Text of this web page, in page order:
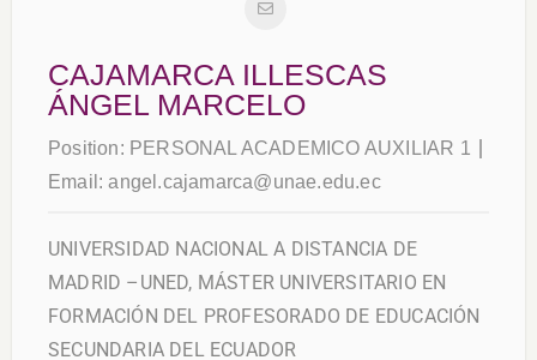
CAJAMARCA ILLESCAS
ÁNGEL MARCELO
Position: PERSONAL ACADEMICO AUXILIAR 1
Email:angel.cajamarca@unae.edu.ec
UNIVERSIDAD NACIONAL A DISTANCIA DE
MADRID –UNED, MÁSTER UNIVERSITARIO EN
FORMACIÓN DEL PROFESORADO DE EDUCACIÓN
SECUNDARIA DEL ECUADOR